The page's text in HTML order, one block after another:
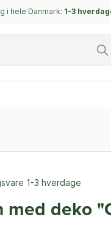
i hele Danmark: 1-3
1-3 hverdage
med deko